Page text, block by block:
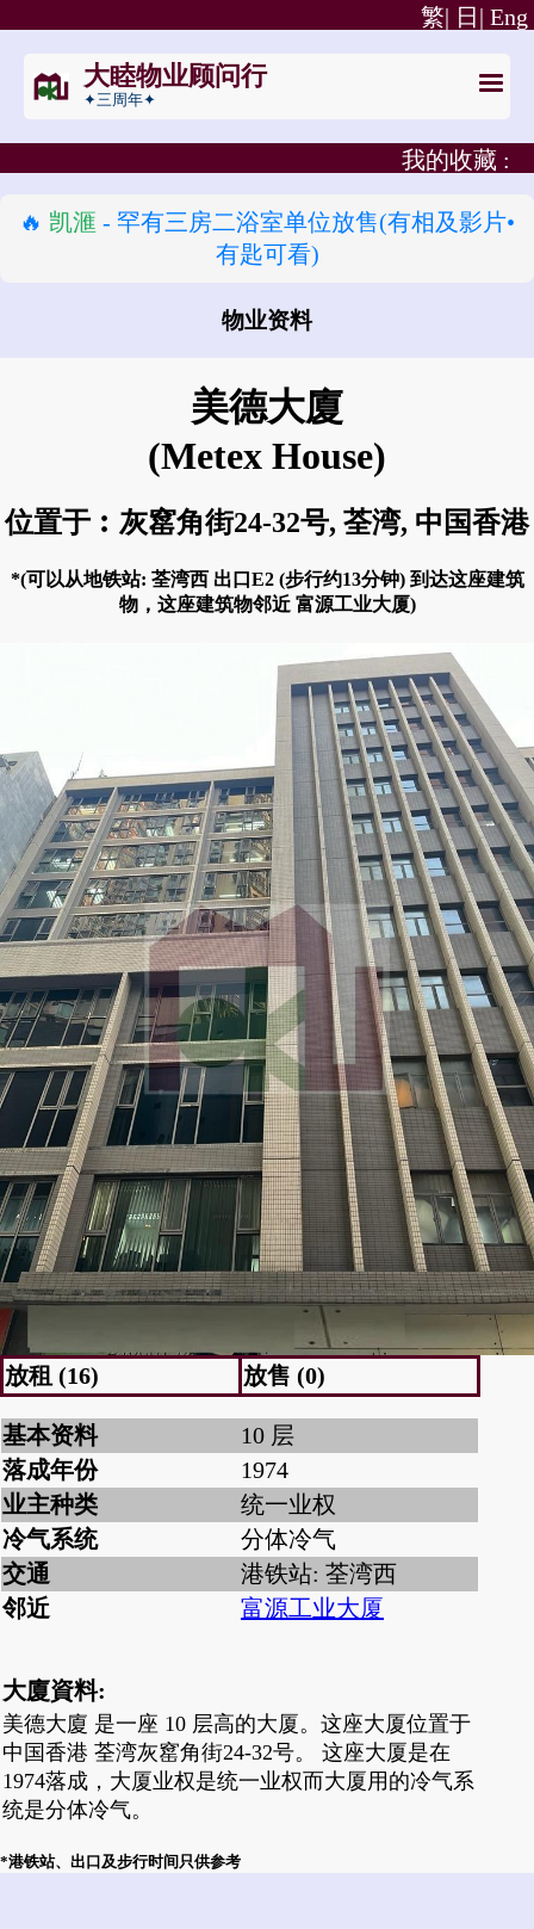
Eng
日|
繁|
大睦物业顾问行
✦三周年✦
我的收藏 :
🔥 凯滙 - 罕有三房二浴室单位放售(有相及影片•
有匙可看)
物业资料
美德大廈
(Metex House)
位置于︰灰窰角街24-32号, 荃湾, 中国香港
*(可以从地铁站: 荃湾西 出口E2 (步行约13分钟) 到达这座建筑
物，这座建筑物邻近 富源工业大厦)
放租 (16) 放售 (0)
基本资料
10 层
落成年份
1974
业主种类
统一业权
冷气系统
分体冷气
交通
港铁站: 荃湾西
邻近
富源工业大厦
大廈資料:
美德大廈 是一座 10 层高的大厦。这座大厦位置于
中国香港 荃湾灰窰角街24-32号。 这座大厦是在
1974落成，大厦业权是统一业权而大厦用的冷气系
统是分体冷气。
*港铁站、出口及步行时间只供参考